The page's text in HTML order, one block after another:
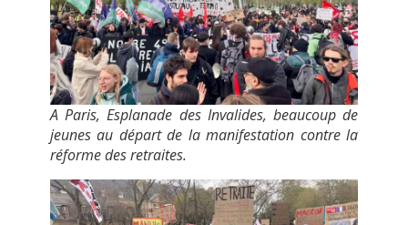
A Paris, Esplanade des Invalides, beaucoup de
jeunes au départ de la manifestation contre la
réforme des retraites.